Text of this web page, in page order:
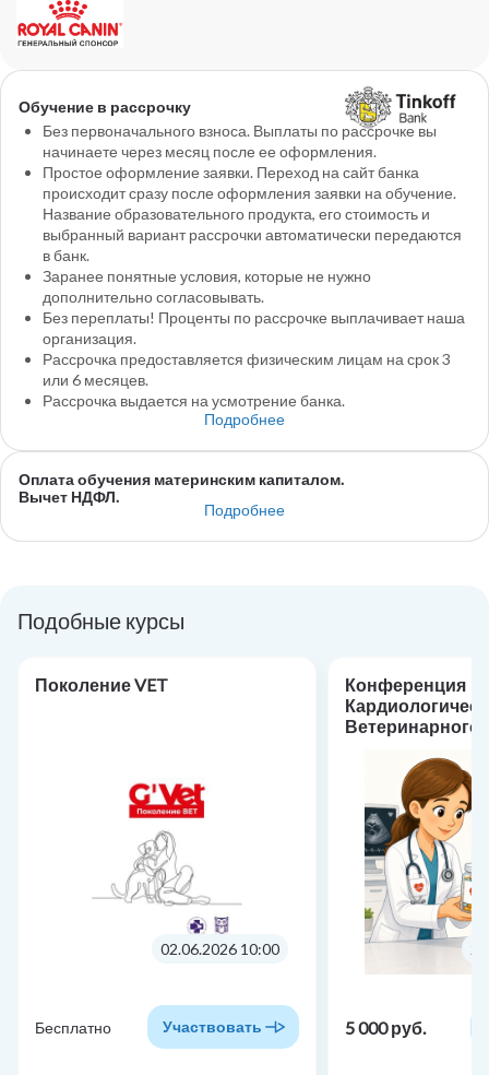
Обучение в рассрочку
Без первоначального взноса. Выплаты по рассрочке вы
начинаете через месяц после ее оформления.
Простое оформление заявки. Переход на сайт банка
происходит сразу после оформления заявки на обучение.
Название образовательного продукта, его стоимость и
выбранный вариант рассрочки автоматически передаются
в банк.
Заранее понятные условия, которые не нужно
дополнительно согласовывать.
Без переплаты! Проценты по рассрочке выплачивает наша
организация.
Рассрочка предоставляется физическим лицам на срок 3
или 6 месяцев.
Рассрочка выдается на усмотрение банка.
Подробнее
Оплата обучения материнским капиталом.
Вычет НДФЛ.
Подробнее
Подобные курсы
Поколение VET
02.06.2026 10:00
Бесплатно Участвовать
Конференция
Ветеринарного
кардиологии:
практике»
5 000 руб.